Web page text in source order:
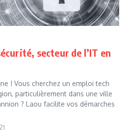
secteur de l’IT en
! Vous cherchez un emploi tech
particulièrement dans une ville
? Laou facilite vos démarches